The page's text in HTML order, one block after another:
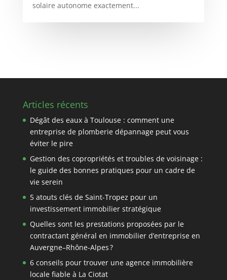
solaire autonome exactement...
Articles récents
Dégât des eaux à Toulouse : comment une
entreprise de plomberie dépannage peut vous
éviter le pire
Gestion des copropriétés et troubles de voisinage :
le guide des bonnes pratiques pour un cadre de
vie serein
5 atouts clés de Saint-Tropez pour un
investissement immobilier stratégique
Quelles sont les prestations proposées par le
contractant général en immobilier d’entreprise en
Auvergne–Rhône-Alpes ?
6 conseils pour trouver une agence immobilière
locale fiable à La Ciotat